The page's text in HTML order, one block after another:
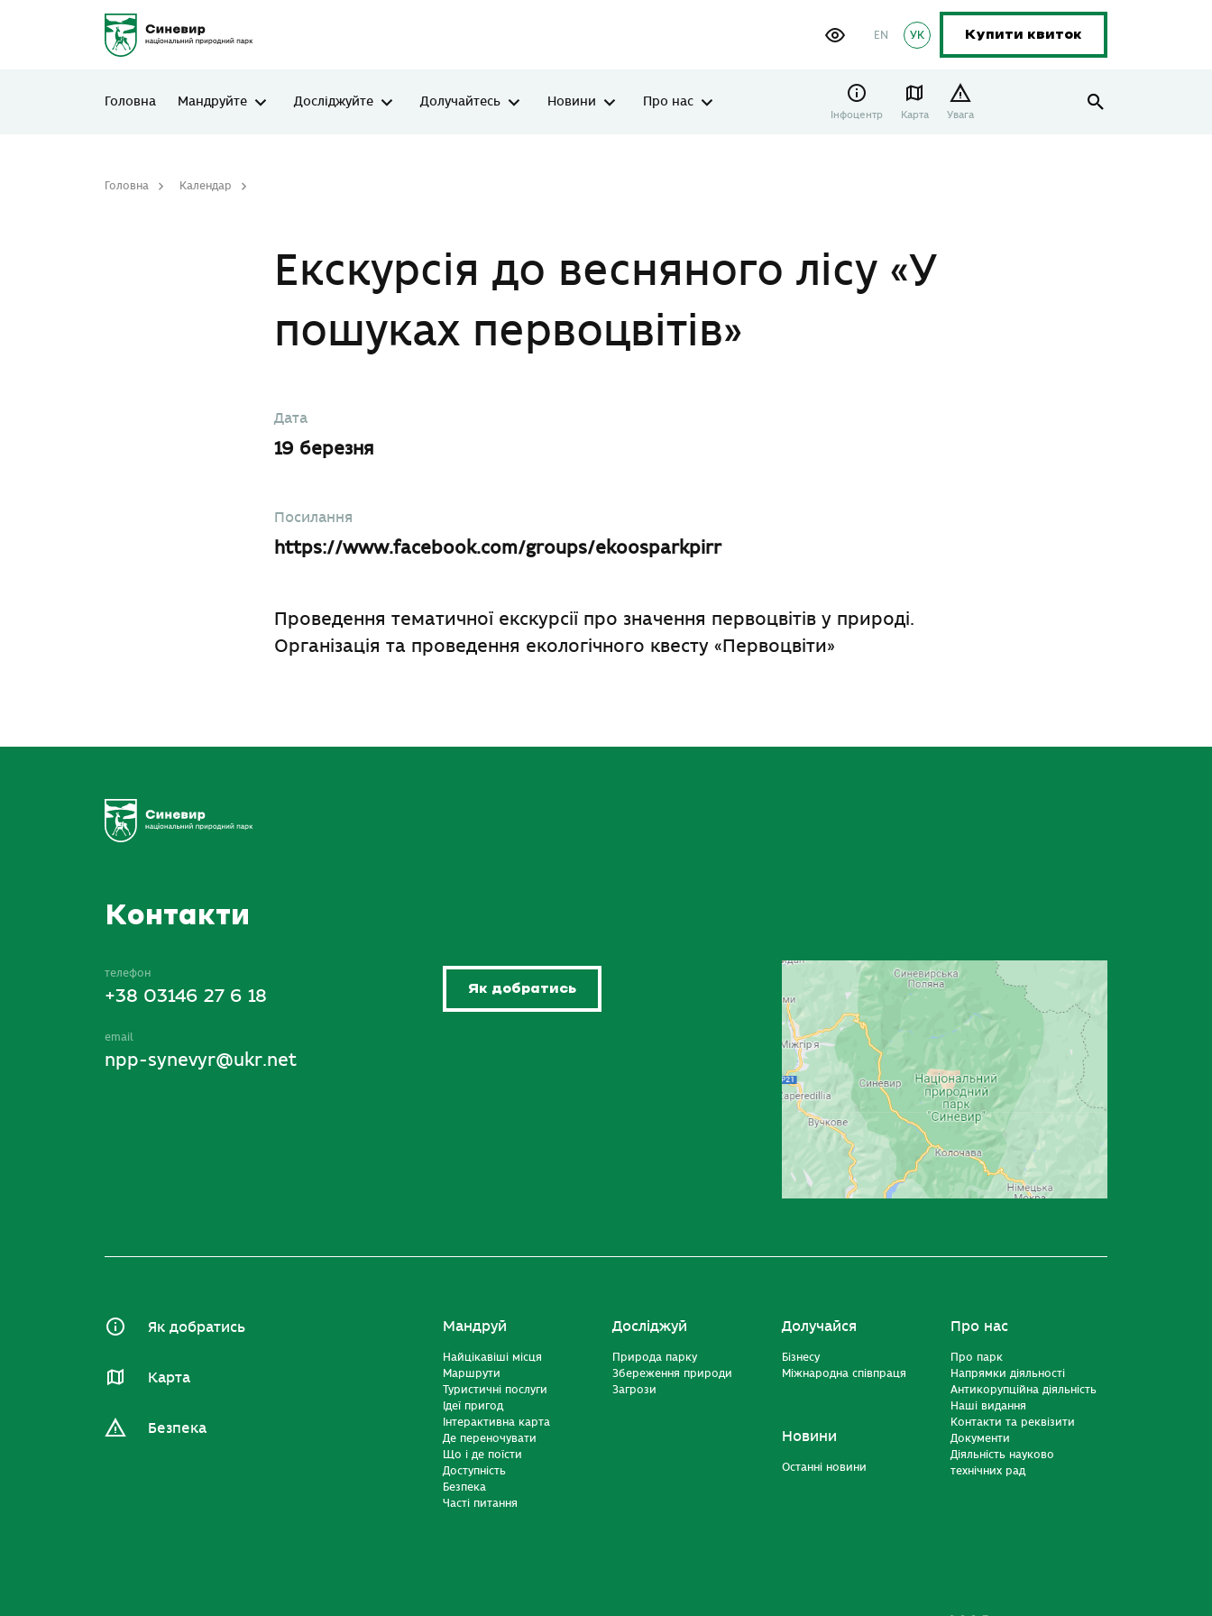
УК
EN Купити квиток
Головна Мандруйте Досліджуйте Долучайтесь Новини Про нас
Інфоцентр Карта Увага
Головна Календар
Екскурсія до весняного лісу «У
пошуках первоцвітів»
Дата
19 березня
Посилання
https://www.facebook.com/groups/ekoosparkpirr
Проведення тематичної екскурсії про значення первоцвітів у природі.
Організація та проведення екологічного квесту «Первоцвіти»
Контакти
телефон
+38 03146 27 6 18
email
npp-synevyr@ukr.net
Як добратись
Як добратись
Карта
Безпека
Мандруй
Найцікавіші місця
Маршрути
Туристичні послуги
Ідеї пригод
Інтерактивна карта
Де переночувати
Що і де поїсти
Доступність
Безпека
Часті питання
Досліджуй
Природа парку
Збереження природи
Загрози
Долучайся
Бізнесу
Міжнародна співпраця
Новини
Останні новини
Про нас
Про парк
Напрямки діяльності
Антикорупційна діяльність
Наші видання
Контакти та реквізити
Документи
Діяльність науково
технічних рад